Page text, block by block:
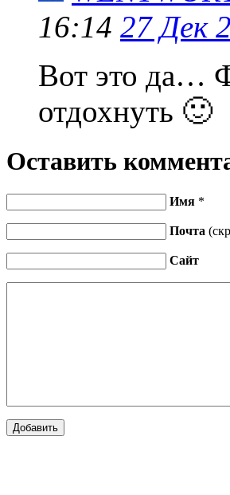
16:14 27 Дек
Вот это да…
отдохнуть 🙂
Оставить
Имя *
Почта
Сайт